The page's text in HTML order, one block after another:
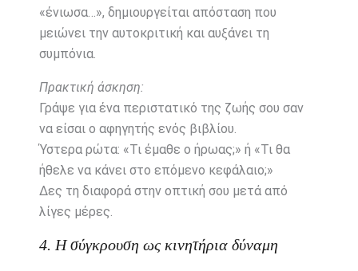
«ένιωσα…», δημιουργείται απόσταση που
μειώνει την αυτοκριτική και αυξάνει τη
συμπόνια.
Πρακτική άσκηση:
Γράψε για ένα περιστατικό της ζωής σου σαν
να είσαι ο αφηγητής ενός βιβλίου.
Ύστερα ρώτα: «Τι έμαθε ο ήρωας;» ή «Τι θα
ήθελε να κάνει στο επόμενο κεφάλαιο;»
Δες τη διαφορά στην οπτική σου μετά από
λίγες μέρες.
4. Η σύγκρουση ως κινητήρια δύναμη